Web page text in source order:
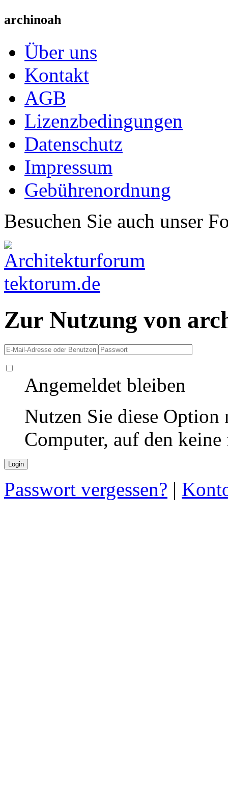
archinoah
Über uns
Kontakt
AGB
Lizenzbedingungen
Datenschutz
Impressum
Gebührenordnung
Besuchen Sie auch unser
Zur Nutzung von
Angemeldet bleiben
Nutzen Sie diese
Computer, auf den
Passwort vergessen? |